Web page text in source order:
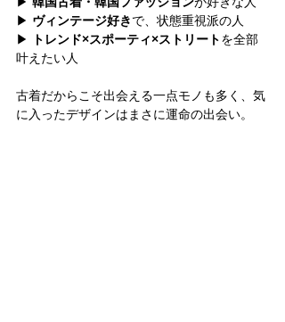
▶︎ ヴィンテージ好きで、状態重視派の人
▶︎
トレンド×スポーティ×ストリートを全部
叶えたい人
古着だからこそ出会える一点モノも多く、気
に入ったデザインはまさに運命の出会い。